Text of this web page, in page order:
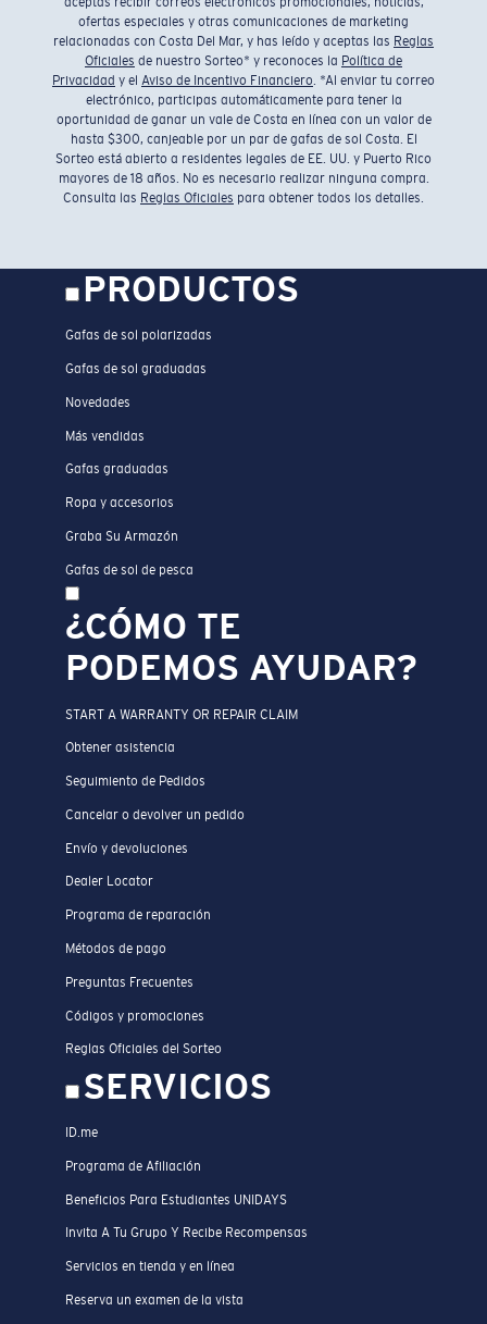
ofertas especiales y otras comunicaciones de marketing
relacionadas con Costa Del Mar, y has leído y aceptas las Reglas
Oficiales de nuestro Sorteo* y reconoces la Política de
Privacidad y el Aviso de Incentivo Financiero. *Al enviar tu correo
electrónico, participas automáticamente para tener la
oportunidad de ganar un vale de Costa en línea con un valor de
hasta $300, canjeable por un par de gafas de sol Costa. El
Sorteo está abierto a residentes legales de EE. UU. y Puerto Rico
mayores de 18 años. No es necesario realizar ninguna compra.
Consulta las Reglas Oficiales para obtener todos los detalles.
PRODUCTOS
Gafas de sol polarizadas
Gafas de sol graduadas
Novedades
Más vendidas
Gafas graduadas
Ropa y accesorios
Graba Su Armazón
Gafas de sol de pesca
¿CÓMO TE
PODEMOS AYUDAR?
START A WARRANTY OR REPAIR CLAIM
Obtener asistencia
Seguimiento de Pedidos
Cancelar o devolver un pedido
Envío y devoluciones
Dealer Locator
Programa de reparación
Métodos de pago
Preguntas Frecuentes
Códigos y promociones
Reglas Oficiales del Sorteo
SERVICIOS
ID.me
Programa de Afiliación
Beneficios Para Estudiantes UNIDAYS
Invita A Tu Grupo Y Recibe Recompensas
Servicios en tienda y en línea
Reserva un examen de la vista